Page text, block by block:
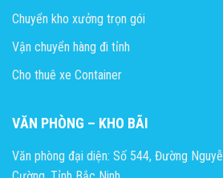
Chuyển kho xưởng trọn gói
Vận chuyển hàng đi tỉnh
Cho thuê xe Container
VĂN PHÒNG – KHO BÃI
Văn phòng đại diện: Số 544, Đường